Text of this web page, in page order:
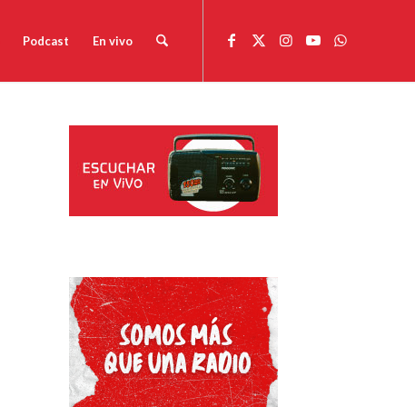
Podcast En vivo